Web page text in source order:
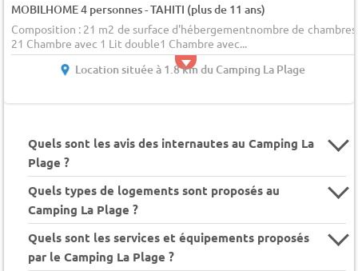
MOBILHOME 4 personnes - TAHITI (plus de 11 ans)
Composition : 21 m2 de surface d'hébergementnombre de chambres
21 Chambre avec 1 Lit double1 Chambre avec...
Location située à 1.8 km du Camping La Plage
Quels sont les avis des internautes au Camping La
Plage ?
Quels types de logements sont proposés au
Camping La Plage ?
Quels sont les services et équipements proposés
par le Camping La Plage ?